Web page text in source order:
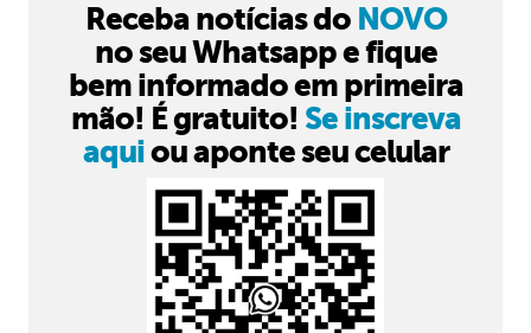
Receba notícias do NOVO
no seu Whatsapp e fique
bem informado em primeira
mão! É gratuito! Se inscreva
aquiou aponte seu celular